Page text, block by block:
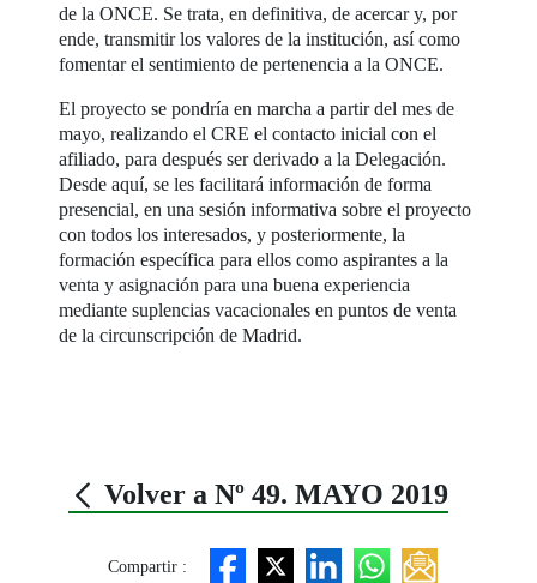
de la ONCE. Se trata, en definitiva, de acercar y, por
ende, transmitir los valores de la institución, así como
fomentar el sentimiento de pertenencia a la ONCE.
El proyecto se pondría en marcha a partir del mes de
mayo, realizando el CRE el contacto inicial con el
afiliado, para después ser derivado a la Delegación.
Desde aquí, se les facilitará información de forma
presencial, en una sesión informativa sobre el proyecto
con todos los interesados, y posteriormente, la
formación específica para ellos como aspirantes a la
venta y asignación para una buena experiencia
mediante suplencias vacacionales en puntos de venta
de la circunscripción de Madrid.
Volver a Nº 49. MAYO 2019
Compartir :